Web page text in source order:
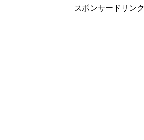
スポンサードリンク